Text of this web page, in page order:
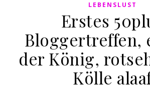
LEBENSLUST
Erstes
Bloggertreffen,
der König,
Kölle